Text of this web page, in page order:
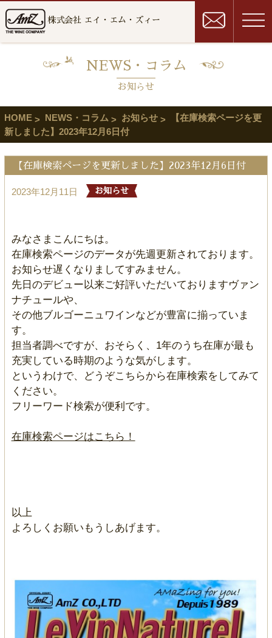
株式会社 エイ・エム・ズィー
NEWS・コラム
お知らせ
HOME NEWS・コラム お知らせ
【在庫検索ページを更
新しました】2023年12月6日付
【在庫検索ページを更新しました】2023年12月6日付
2023年12月11日 お知らせ
みなさまこんにちは。
在庫検索ページのデータが先週更新されております。
お知らせ遅くなりましてすみません。
先日のデビュー以来ご好評いただいておりますヴァン
ナチュールや、
その他ブルゴーニュワインなどが豊富に揃っていま
す。
担当者調べですが、おそらく、1年のうち在庫が最も
充実している時期のような気がします。
というわけで、どうぞこちらから在庫検索をしてみて
ください。
フリーワード検索が便利です。
在庫検索ページはこちら！
以上
よろしくお願いもうしあげます。